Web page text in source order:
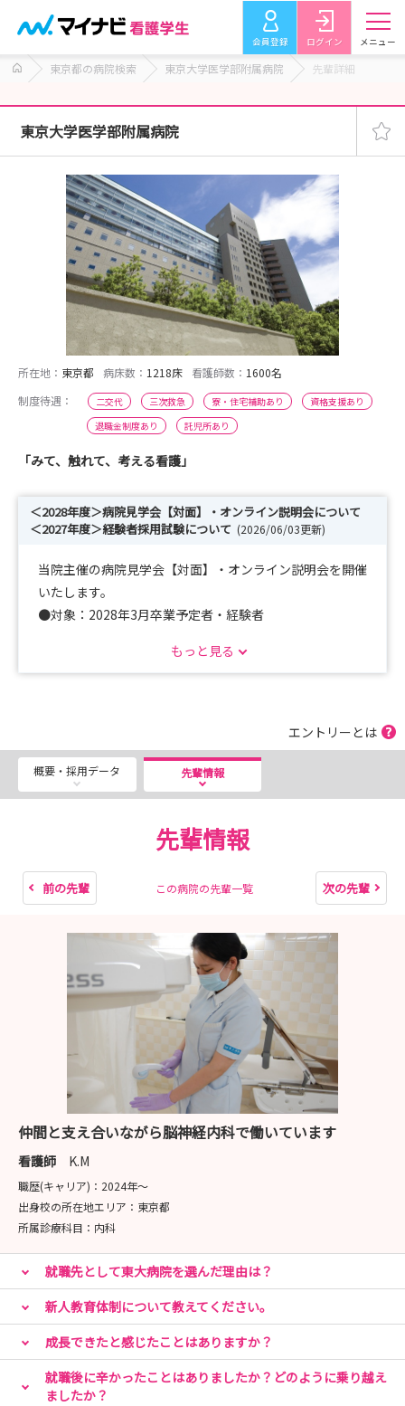
会員登録 ログイン メニュー
東京都の病院検索 東京大学医学部附属病院 先輩詳細
東京大学医学部附属病院
所在地： 東京都 病床数： 1218床 看護師数： 1600名
制度待遇：
二交代 三次救急 寮・住宅補助あり
資格支援あり
退職金制度あり
託児所あり
「みて、触れて、考える看護」
＜2028年度＞病院見学会【対面】・オンライン説明会について
＜2027年度＞経験者採用試験について (2026/06/03更新)
当院主催の病院見学会【対面】・オンライン説明会を開催
いたします。
●対象：2028年3月卒業予定者・経験者
詳細は、東大病院看護部HPをご確認ください。
https://www.h-todai-kango.jp/recruit/fair/
2027年度経験者採用試験と行います。
●WEBエントリー期間・アップロード〆切
時
11月27日（金）：10月6日（火）12時～10月22日
（木）12時
詳細は、東大病院看護部HPをご確認ください。
https://www.h-todai-kango.jp/recruit/
お問い合わせ・連絡先
東京大学医学部附属病院 看護部事務室
ホームページ http://www.h.u-tokyo.ac.jp/nurse
Email todainurse-inquiry@umin.ac.jp
電 話 03-5800-6520 (看護部直通) 平日 8：30～17：00
もっと見る
エントリーとは
概要・採用データ 先輩情報
先輩情報
前の先輩 この病院の先輩一覧 次の先輩
仲間と支え合いながら脳神経内科で働いています
看護師 K.M
職歴(キャリア)： 2024年〜
出身校の所在地エリア： 東京都
所属診療科目： 内科
就職先として東大病院を選んだ理由は？
新人教育体制について教えてください。
成長できたと感じたことはありますか？
就職後に辛かったことはありましたか？どのように乗り越え
ましたか？